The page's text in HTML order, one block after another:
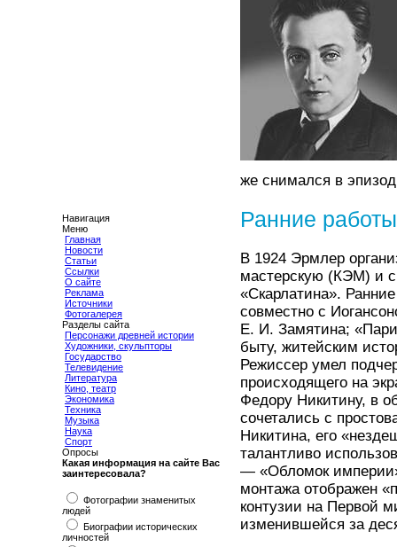
Навигация
Меню
Главная
Новости
Статьи
Ссылки
О сайте
Реклама
Источники
Фотогалерея
Разделы сайта
Персонажи древней истории
Художники, скульпторы
Государство
Телевидение
Литература
Кино, театр
Экономика
Техника
Музыка
Наука
Спорт
Опросы
Какая информация на сайте Вас
заинтересовала?
Фотографии знаменитых
людей
Биографии исторических
личностей
же снимался в
Ранние работы
В 1924 Эрмлер
мастерскую (КЭМ) и
«Скарлатина».
совместно с
Е. И. Замятина;
быту, житейским
Режиссер умел
происходящего на
Федору Никитину, в
сочетались с
Никитина, его
талантливо
— «Обломок империи»
монтажа отображен
контузии на Первой
изменившейся за